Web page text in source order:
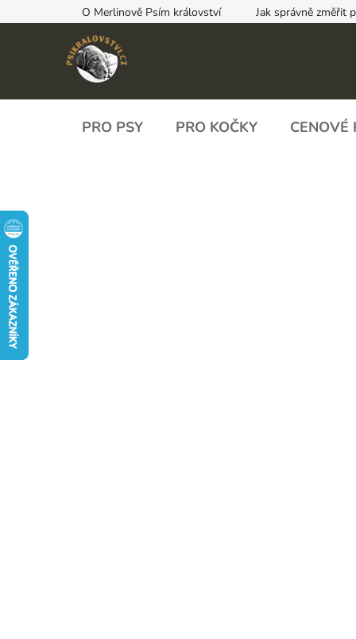
na
O Merlinově Psím království Jak správně změřit
PRO PSY PRO KOČKY CENOVÉ